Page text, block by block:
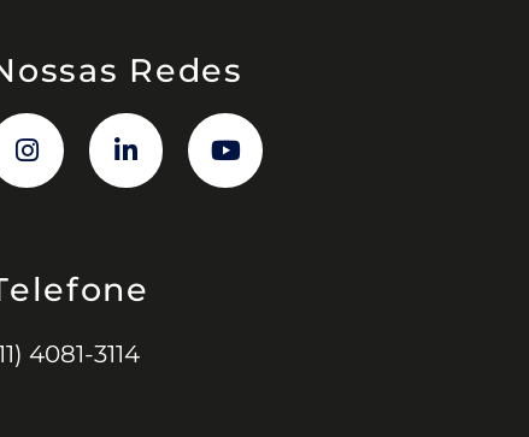
Redes
4081-3114